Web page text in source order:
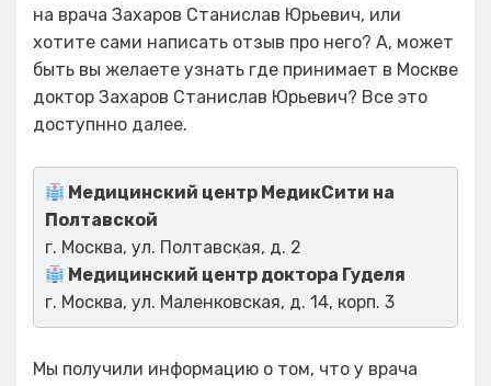
на врача Захаров Станислав Юрьевич, или
хотите сами написать отзыв про него? А, может
быть вы желаете узнать где принимает в Москве
доктор Захаров Станислав Юрьевич? Все это
доступнно далее.
Медицинский центр МедикСити на
Полтавской
г. Москва, ул. Полтавская, д. 2
Медицинский центр доктора Гуделя
г. Москва, ул. Маленковская, д. 14, корп. 3
Мы получили информацию о том, что у врача